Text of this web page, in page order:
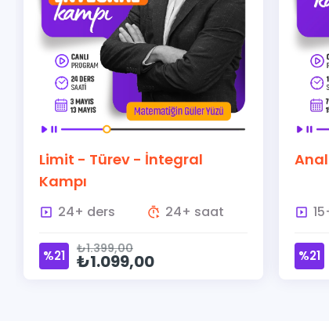
Analitik Geometri Kampı
15+ ders 15+ saat
₺1.399,00
₺1.099,00
%21